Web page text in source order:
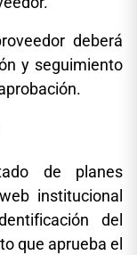
deberá
y seguimiento
de planes
institucional
del
que aprueba el